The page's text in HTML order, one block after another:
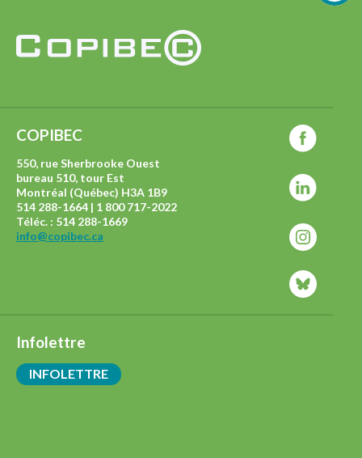
COPIBEC
550, rue Sherbrooke Ouest
bureau 510, tour Est
Montréal (Québec) H3A 1B9
514 288-1664 | 1 800 717-2022
Téléc. : 514 288-1669
info@copibec.ca
Infolettre
INFOLETTRE